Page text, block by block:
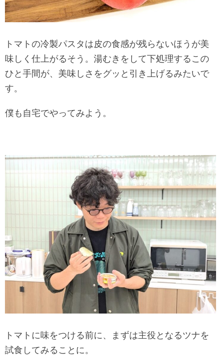
トマトの冷製パスタは皮の食感が残らないほうが美
味しく仕上がるそう。湯むきをして下処理するこの
ひと手間が、美味しさをグッと引き上げるみたいで
す。
僕も自宅でやってみよう。
トマトに味をつける前に、まずは主役となるツナを
試食してみることに。